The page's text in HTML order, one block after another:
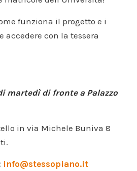
funziona il progetto e i
accedere con la tessera
martedì di fronte a Palazzo
in via Michele Buniva 8
info@stessopiano.it